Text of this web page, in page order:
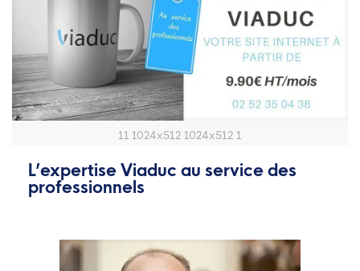
11 1024x512 1024x512 1
L’expertise Viaduc au service des
professionnels